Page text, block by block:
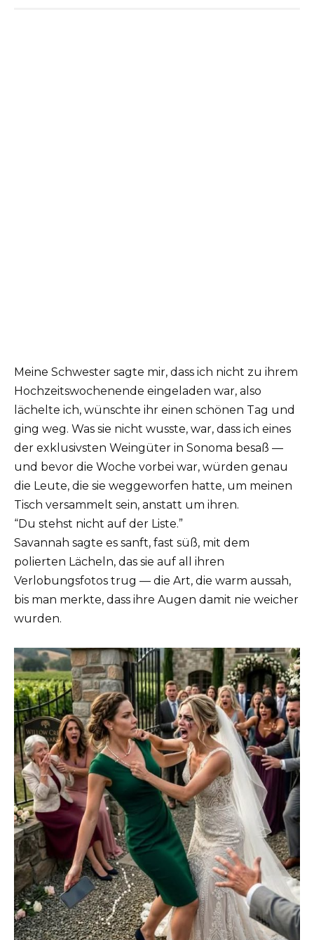
Meine Schwester sagte mir, dass ich nicht zu ihrem
Hochzeitswochenende eingeladen war, also
lächelte ich, wünschte ihr einen schönen Tag und
ging weg. Was sie nicht wusste, war, dass ich eines
der exklusivsten Weingüter in Sonoma besaß —
und bevor die Woche vorbei war, würden genau
die Leute, die sie weggeworfen hatte, um meinen
Tisch versammelt sein, anstatt um ihren.
“Du stehst nicht auf der Liste.”
Savannah sagte es sanft, fast süß, mit dem
polierten Lächeln, das sie auf all ihren
Verlobungsfotos trug — die Art, die warm aussah,
bis man merkte, dass ihre Augen damit nie weicher
wurden.